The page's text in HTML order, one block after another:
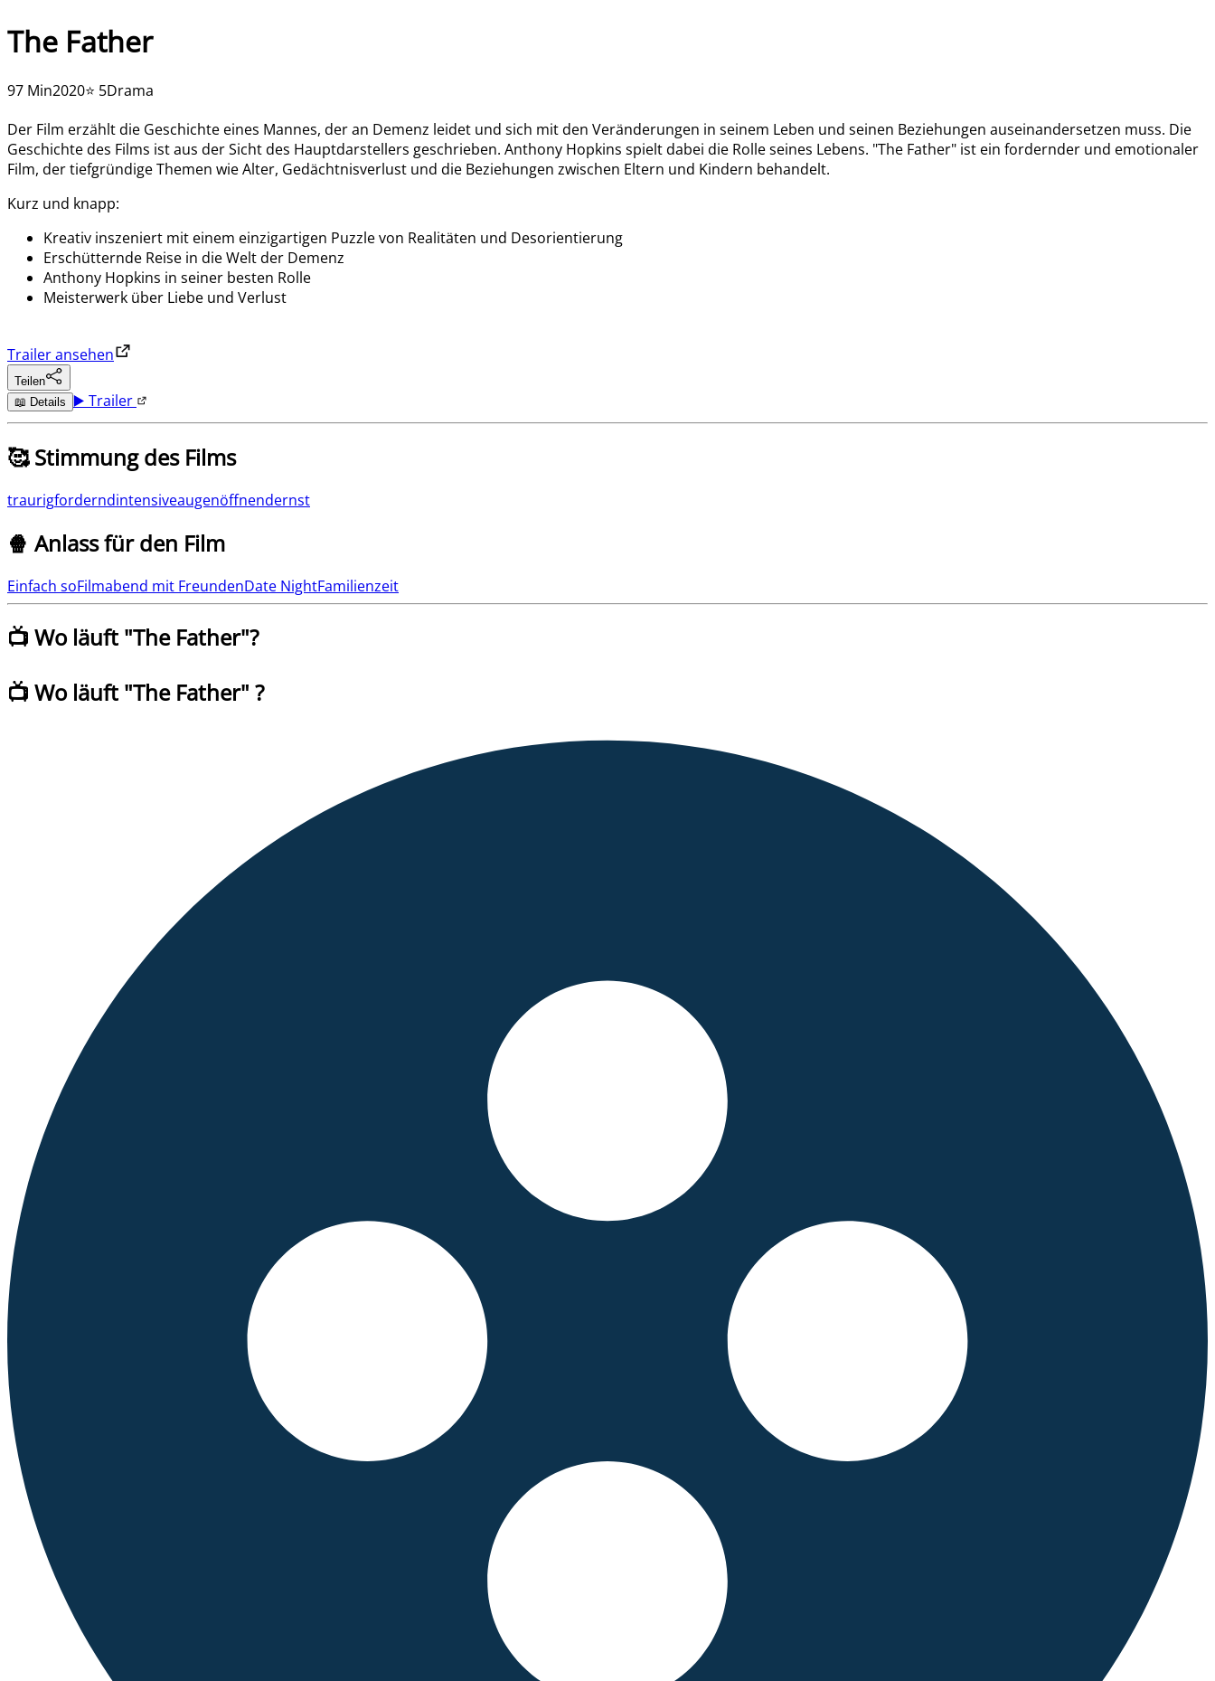
The Father
97 Min2020⭐ 5Drama
Der Film erzählt die Geschichte eines Mannes, der an Demenz leidet und sich mit den Veränderungen in seinem Leben und seinen Beziehungen auseinandersetzen muss. Die
Geschichte des Films ist aus der Sicht des Hauptdarstellers geschrieben. Anthony Hopkins spielt dabei die Rolle seines Lebens. "The Father" ist ein fordernder und emotionaler
Film, der tiefgründige Themen wie Alter, Gedächtnisverlust und die Beziehungen zwischen Eltern und Kindern behandelt.
Kurz und knapp:
Kreativ inszeniert mit einem einzigartigen Puzzle von Realitäten und Desorientierung
Erschütternde Reise in die Welt der Demenz
Anthony Hopkins in seiner besten Rolle
Meisterwerk über Liebe und Verlust
Trailer ansehen
Teilen
📖 Details ▶️ Trailer
🥰 Stimmung des Films
traurigforderndintensiveaugenöffnendernst
🍿 Anlass für den Film
Einfach soFilmabend mit FreundenDate NightFamilienzeit
📺 Wo läuft "The Father"?
📺 Wo läuft "The Father" ?